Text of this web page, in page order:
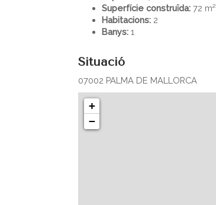
Superfície construïda: 72 m²
Habitacions: 2
Banys: 1
Situació
07002 PALMA DE MALLORCA
+
−